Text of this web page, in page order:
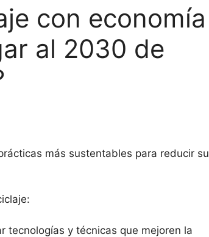
con economía
al 2030 de
más sustentables para reducir su
tecnologías y técnicas que mejoren la